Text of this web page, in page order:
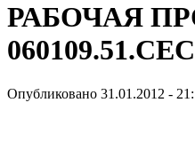
РАБОЧАЯ
Опубликовано 31.01.2012 -